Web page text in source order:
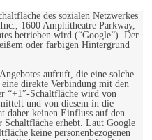
des sozialen Netzwerkes
1600 Amphitheatre Parkway,
betrieben wird (“Google”). Der
oder farbigen Hintergrund
aufruft, die eine solche
direkte Verbindung mit den
“+1″-Schaltfläche wird von
und von diesem in die
daher keinen Einfluss auf den
erhebt. Laut Google
keine personenbezogenen